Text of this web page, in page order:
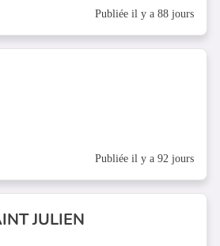
Publiée il y a 88 jours
Publiée il y a 92 jours
JULIEN